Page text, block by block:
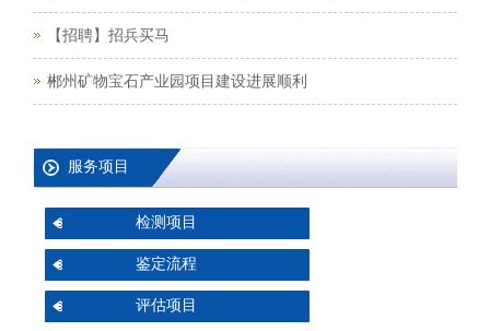
【招聘】招兵买马
郴州矿物宝石产业园项目建设进展顺利
服务项目
检测项目
鉴定流程
评估项目